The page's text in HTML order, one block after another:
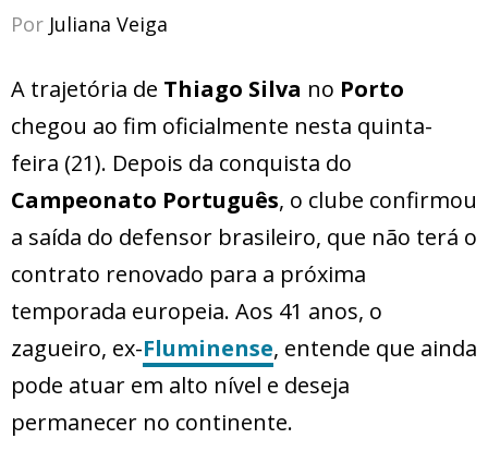
Por Juliana Veiga
A trajetória de Thiago Silva no Porto
chegou ao fim oficialmente nesta quinta-
feira (21). Depois da conquista do
Campeonato Português, o clube confirmou
a saída do defensor brasileiro, que não terá o
contrato renovado para a próxima
temporada europeia. Aos 41 anos, o
zagueiro, ex-Fluminense, entende que ainda
pode atuar em alto nível e deseja
permanecer no continente.